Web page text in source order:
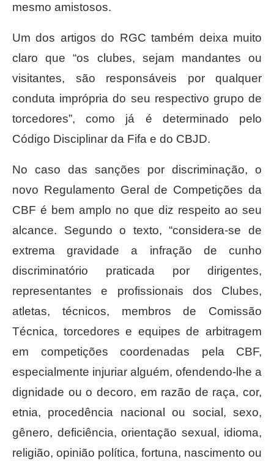
mesmo amistosos.
Um dos artigos do RGC também deixa muito
claro que “os clubes, sejam mandantes ou
visitantes, são responsáveis por qualquer
conduta imprópria do seu respectivo grupo de
torcedores”, como já é determinado pelo
Código Disciplinar da Fifa e do CBJD.
No caso das sanções por discriminação, o
novo Regulamento Geral de Competições da
CBF é bem amplo no que diz respeito ao seu
alcance. Segundo o texto, “considera-se de
extrema gravidade a infração de cunho
discriminatório praticada por dirigentes,
representantes e profissionais dos Clubes,
atletas, técnicos, membros de Comissão
Técnica, torcedores e equipes de arbitragem
em competições coordenadas pela CBF,
especialmente injuriar alguém, ofendendo-lhe a
dignidade ou o decoro, em razão de raça, cor,
etnia, procedência nacional ou social, sexo,
gênero, deficiência, orientação sexual, idioma,
religião, opinião política, fortuna, nascimento ou